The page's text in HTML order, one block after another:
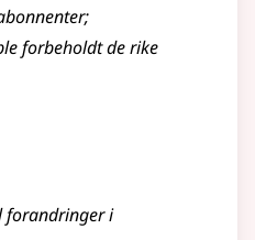
;
forbeholdt de rike
forandringer i